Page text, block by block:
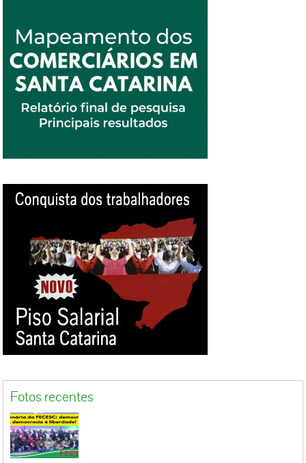
De início, a gente só queria 15 minutos de
atenção para eles verem que a gente não
estava dormindo. Não imaginávamos que
teríamos toda essa repercussão. Vídeos
encorajaram colegas de outras unidades”,
contam funcionárias que pediram para ter a
foi o estopim para o movimento, porém o
empresa não é novo. Além da denúncia de
acúmulo e desvio de função e da retenção do
espelho de ponto, que impossibilitaria o
funcionário de conferir as horas registradas,
funcionários de frente de loja (operadoras de
caixa, empacotadoras e fiscais) relataram não
ter direito à pausa para lanche – nem mesmo
as grávidas. Algumas pessoas conseguem a
autorização para comer após apresentarem
atestado médico. As caixas dizem também ter
Fotos recentes